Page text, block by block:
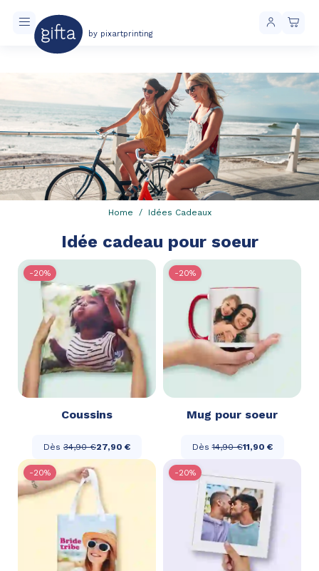
by pixartprinting
Livraison toujours gratuite à partir de 40 € d'achat
Home Idées Cadeaux
Idée cadeau pour soeur
-20%
Coussins
Dès 34,90 €27,90 €
-20%
Mug pour soeur
Dès14,90 €11,90 €
-20% -20%